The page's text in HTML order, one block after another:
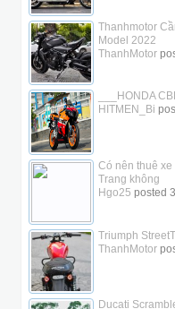
Thanhmotor
Model 2022
ThanhMotor
___HONDA
HITMEN_Bi
Có nên thuê
Trang không
Hgo25 posted
Triumph
ThanhMotor
Ducati